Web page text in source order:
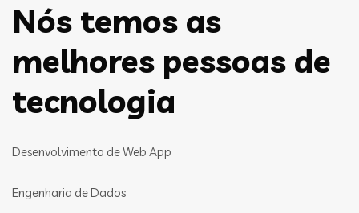
Nós temos as
melhores pessoas de
tecnologia
Desenvolvimento de Web App
Engenharia de Dados